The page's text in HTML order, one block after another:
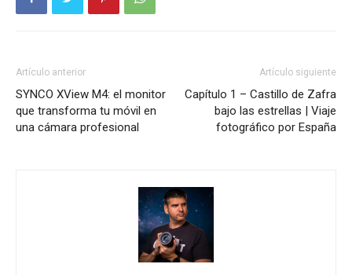
Artículo anterior
SYNCO XView M4: el monitor
que transforma tu móvil en
una cámara profesional
Artículo siguiente
Capítulo 1 – Castillo de Zafra
bajo las estrellas | Viaje
fotográfico por España